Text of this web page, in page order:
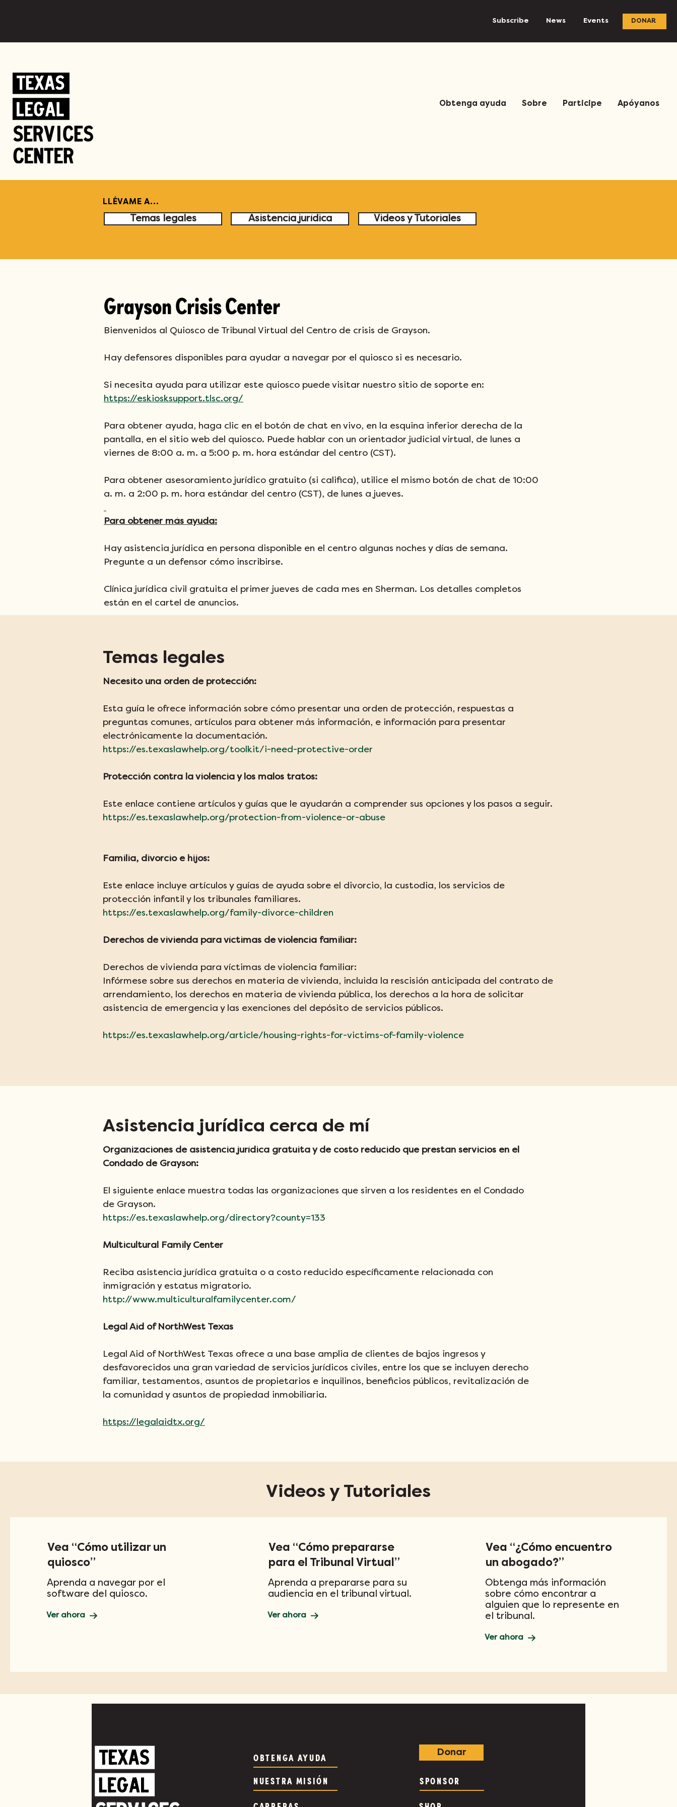
Subscribe News Events DONAR
Obtenga ayuda Sobre Participe Apóyanos
LLÉVAME A...
Temas legales Asistencia jurídica Videos y Tutoriales
Grayson Crisis Center
Bienvenidos al Quiosco de Tribunal Virtual del Centro de crisis de Grayson.
Hay defensores disponibles para ayudar a navegar por el quiosco si es necesario.
Si necesita ayuda para utilizar este quiosco puede visitar nuestro sitio de soporte en:
https://eskiosksupport.tlsc.org/
Para obtener ayuda, haga clic en el botón de chat en vivo, en la esquina inferior derecha de la
pantalla, en el sitio web del quiosco. Puede hablar con un orientador judicial virtual, de lunes a
viernes de 8:00 a. m. a 5:00 p. m. hora estándar del centro (CST).
Para obtener asesoramiento jurídico gratuito (si califica), utilice el mismo botón de chat de 10:00
a. m. a 2:00 p. m. hora estándar del centro (CST), de lunes a jueves.
Para obtener más ayuda:
Hay asistencia jurídica en persona disponible en el centro algunas noches y días de semana.
Pregunte a un defensor cómo inscribirse.
Clínica jurídica civil gratuita el primer jueves de cada mes en Sherman. Los detalles completos
están en el cartel de anuncios.
Temas legales
Necesito una orden de protección:
Esta guía le ofrece información sobre cómo presentar una orden de protección, respuestas a
preguntas comunes, artículos para obtener más información, e información para presentar
electrónicamente la documentación.
https://es.texaslawhelp.org/toolkit/i-need-protective-order
Protección contra la violencia y los malos tratos:
Este enlace contiene artículos y guías que le ayudarán a comprender sus opciones y los pasos a seguir.
https://es.texaslawhelp.org/protection-from-violence-or-abuse
Familia, divorcio e hijos:
Este enlace incluye artículos y guías de ayuda sobre el divorcio, la custodia, los servicios de
protección infantil y los tribunales familiares.
https://es.texaslawhelp.org/family-divorce-children
Derechos de vivienda para víctimas de violencia familiar:
Derechos de vivienda para víctimas de violencia familiar:
Infórmese sobre sus derechos en materia de vivienda, incluida la rescisión anticipada del contrato de
arrendamiento, los derechos en materia de vivienda pública, los derechos a la hora de solicitar
asistencia de emergencia y las exenciones del depósito de servicios públicos.
https://es.texaslawhelp.org/article/housing-rights-for-victims-of-family-violence
Asistencia jurídica cerca de mí
Organizaciones de asistencia jurídica gratuita y de costo reducido que prestan servicios en el
Condado de Grayson:
El siguiente enlace muestra todas las organizaciones que sirven a los residentes en el Condado
de Grayson.
https://es.texaslawhelp.org/directory?county=133
Multicultural Family Center
Reciba asistencia jurídica gratuita o a costo reducido específicamente relacionada con
inmigración y estatus migratorio.
http://www.multiculturalfamilycenter.com/
Legal Aid of NorthWest Texas
Legal Aid of NorthWest Texas ofrece a una base amplia de clientes de bajos ingresos y
desfavorecidos una gran variedad de servicios jurídicos civiles, entre los que se incluyen derecho
familiar, testamentos, asuntos de propietarios e inquilinos, beneficios públicos, revitalización de
la comunidad y asuntos de propiedad inmobiliaria.
https://legalaidtx.org/
Videos y Tutoriales
Vea “Cómo utilizar un
quiosco”
Aprenda a navegar por el
software del quiosco.
Ver ahora
Vea “Cómo prepararse
para el Tribunal Virtual”
Aprenda a prepararse para su
audiencia en el tribunal virtual.
Ver ahora
Vea “¿Cómo encuentro
un abogado?”
Obtenga más información
sobre cómo encontrar a
alguien que lo represente en
el tribunal.
Ver ahora
OBTENGA AYUDA
NUESTRA MISIÓN
Donar
SPONSOR